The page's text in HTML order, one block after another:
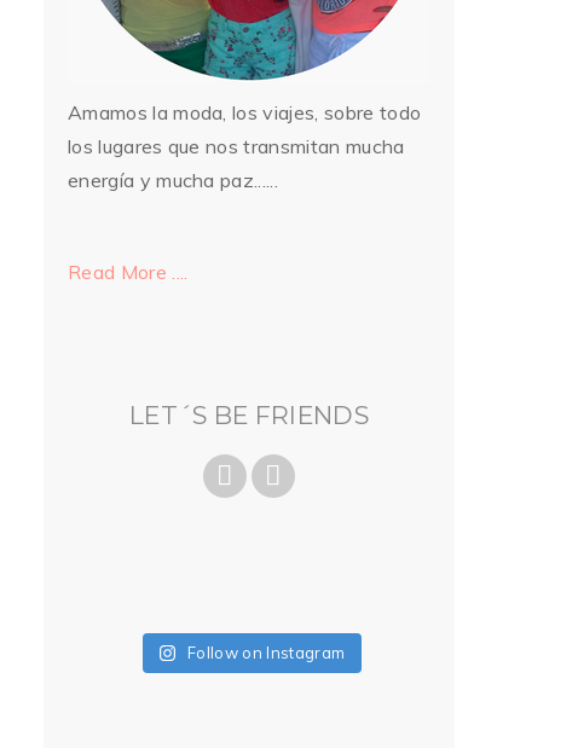
Amamos la moda, los viajes, sobre todo
los lugares que nos transmitan mucha
energía y mucha paz......
Read More ....
LET´S BE FRIENDS
Follow on Instagram